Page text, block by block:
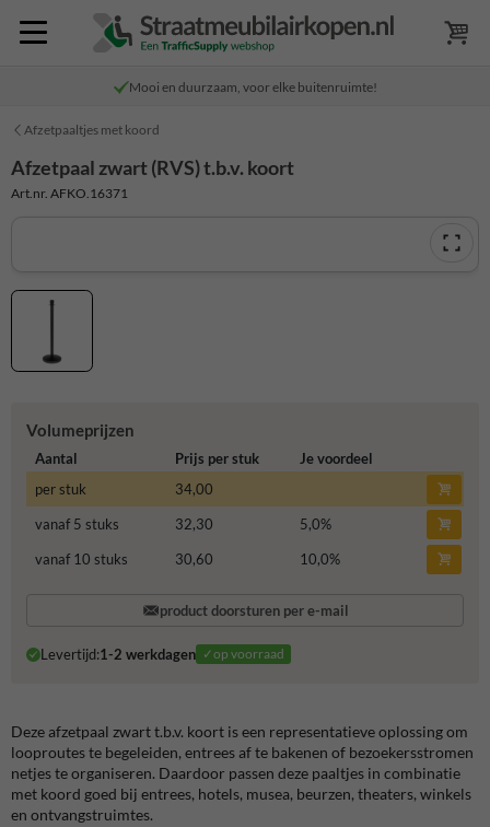
Mooi en duurzaam, voor elke buitenruimte!
Afzetpaaltjes met koord
Afzetpaal zwart (RVS) t.b.v. koort
Art.nr. AFKO.16371
Volumeprijzen
Aantal Prijs per stuk
Je voordeel
per stuk
34,00
vanaf 5 stuks
32,30 5,0%
vanaf 10 stuks
30,60 10,0%
product doorsturen per e-mail
Levertijd:1-2 werkdagen ✓op voorraad
Deze afzetpaal zwart t.b.v. koort is een representatieve oplossing om
looproutes te begeleiden, entrees af te bakenen of bezoekersstromen
netjes te organiseren. Daardoor passen deze paaltjes in combinatie
met koord goed bij entrees, hotels, musea, beurzen, theaters, winkels
en ontvangstruimtes.